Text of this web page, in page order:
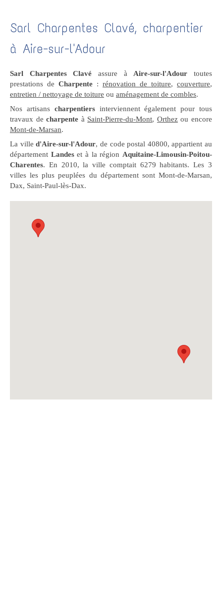
Sarl Charpentes Clavé, charpentier
à Aire-sur-l'Adour
Sarl Charpentes Clavé assure à Aire-sur-l'Adour toutes
prestations de Charpente : rénovation de toiture, couverture,
entretien / nettoyage de toiture ou aménagement de combles.
Nos artisans charpentiersinterviennent également pour tous
travaux decharpente à Saint-Pierre-du-Mont, Orthezou encore
Mont-de-Marsan.
La ville d'Aire-sur-l'Adour, de code postal 40800, appartient au
département Landeset à la région Aquitaine-Limousin-Poitou-
Charentes. En 2010, la ville comptait 6279 habitants. Les 3
villes les plus peuplées du département sont Mont-de-Marsan,
Dax, Saint-Paul-lès-Dax.